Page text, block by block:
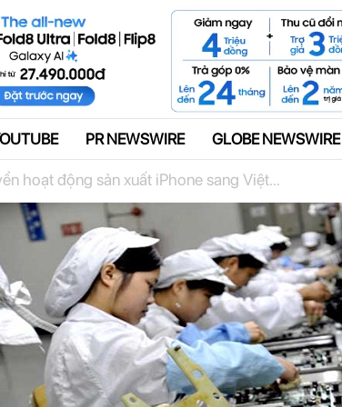
Quảng cáo
PR NEWSWIRE GLOBE NEWSWIRE
hoạt động sản xuất iPhone sang Việt...